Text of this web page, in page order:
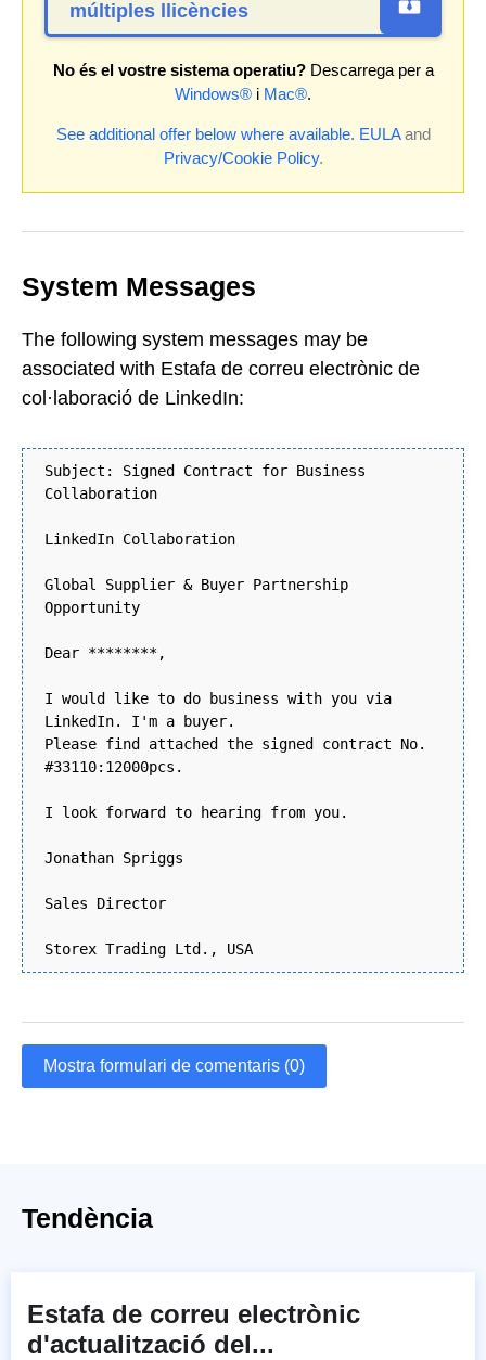
múltiples llicències
No és el vostre sistema operatiu?Descarrega per a
Windows® i Mac®.
See additional offer below where available. EULAand
Privacy/Cookie Policy.
System Messages
The following system messages may be
associated with Estafa de correu electrònic de
col·laboració de LinkedIn:
Subject: Signed Contract for Business
Collaboration
LinkedIn Collaboration
Global Supplier & Buyer Partnership
Opportunity
Dear ********,
I would like to do business with you via
LinkedIn. I'm a buyer.
Please find attached the signed contract No.
#33110:12000pcs.
I look forward to hearing from you.
Jonathan Spriggs
Sales Director
Storex Trading Ltd., USA
Mostra formulari de comentaris (0)
Tendència
Estafa de correu electrònic
d'actualització del...